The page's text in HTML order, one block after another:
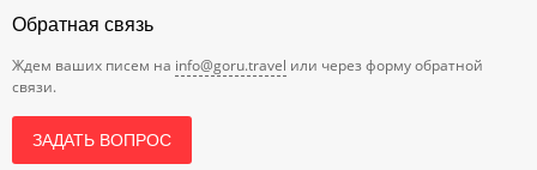
Обратная связь
Ждем ваших писем на info@goru.travel или через форму обратной
связи.
ЗАДАТЬ ВОПРОС